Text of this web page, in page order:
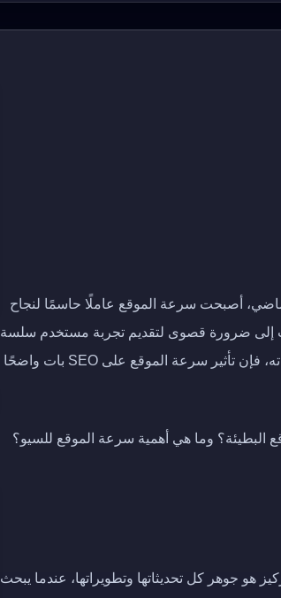
أصبحت سرعة الموقع عاملًا حاسمًا لنجاح
إلى ضرورة قصوى لتقديم تجربة مستخدم سلسة
وفعالة، ولأن جوجل عملاق محركات البحث، يضع المستخدم في صلب اهتماماته، فإن تأثير سرعة الموقع على SEO بات واضحًا
البطيئة؟ وما هي أهمية سرعة الموقع للسيو؟
هو جوهر كل تحديثاتها وتطويراتها، عندما يبحث